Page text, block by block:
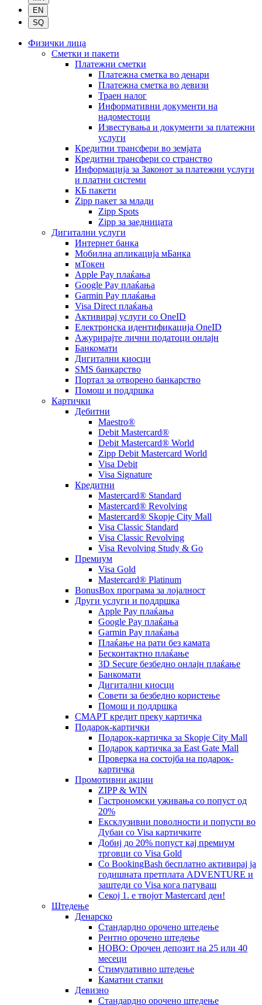
Физички лица
Сметки и пакети
Платежни сметки
Платежна сметка во денари
Платежна сметка во девизи
Траен налог
Информативни документи на
надоместоци
Известувања и документи за платежни
услуги
Кредитни трансфери во земјата
Кредитни трансфери со странство
Информација за Законот за платежни услуги
и платни системи
КБ пакети
Zipp пакет за млади
Zipp Spots
Zipp за заедницата
Дигитални услуги
Интернет банка
Мобилна апликација мБанка
мТокен
Apple Pay плаќања
Google Pay плаќања
Garmin Pay плаќања
Visa Direct плаќања
Активирај услуги со OneID
Електронска идентификација OneID
Ажурирајте лични податоци онлајн
Банкомати
Дигитални киосци
SMS банкарство
Портал за отворeно банкарство
Помош и поддршка
Картички
Дебитни
Maestro®
Debit Mastercard®
Debit Mastercard® World
Zipp Debit Mastercard World
Visa Debit
Visa Signature
Кредитни
Mastercard® Standard
Mastercard® Revolving
Mastercard® Skopje City Mall
Visa Classic Standard
Visa Classic Revolving
Visa Revolving Study & Go
Премиум
Visa Gold
Mastercard® Platinum
BonusBox програма за лојалност
Други услуги и поддршка
Apple Pay плаќања
Google Pay плаќања
Garmin Pay плаќања
Плаќање на рати без камата
Бесконтактно плаќање
3D Secure безбедно онлајн плаќање
Банкомати
Дигитални киосци
Совети за безбедно користење
Помош и поддршка
СМАРТ кредит преку картичка
Подарок-картички
Подарок-картичка за Skopje City Mall
Подарок картичка за East Gate Mall
Проверка на состојба на подарок-
картичка
Промотивни акции
ZIPP & WIN
Гастрономски уживања со попуст од
20%
Eксклузивни поволности и попусти во
Дубаи со Visa картичките
Добиј до 20% попуст кај премиум
трговци со Visa Gold
Со BookingBash бесплатно активирај ја
годишната претплата ADVENTURE и
заштеди со Visa кога патуваш
Секој 1. е твојот Mastercard ден!
Штедење
Денарско
Стандардно орочено штедење
Рентно орочено штедење
НОВО: Орочен депозит на 25 или 40
месеци
Стимулативно штедење
Каматни стапки
Девизно
Стандардно орочено штедење